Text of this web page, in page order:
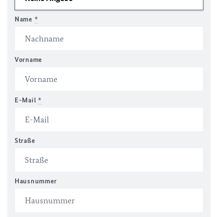
Name *
Vorname
E-Mail *
Straße
Hausnummer